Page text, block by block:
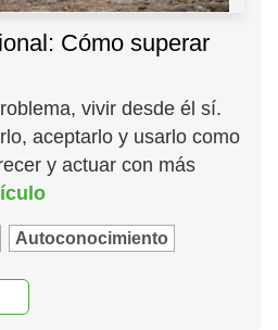
Cómo superar
vivir desde él sí.
aceptarlo y usarlo como
y actuar con más
Autoconocimiento